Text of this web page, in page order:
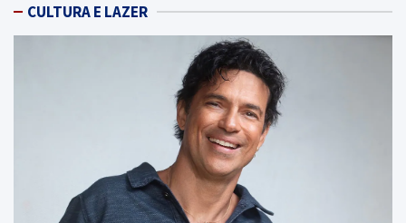
CULTURA E LAZER